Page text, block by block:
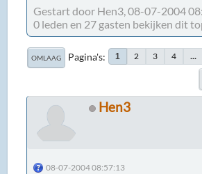
Gestart door Hen3, 08-07-2004
0 leden en 27 gasten bekijken dit
OMLAAG Pagina's 1 2 3 4 ...
Hen3
08-07-2004 08:57:13